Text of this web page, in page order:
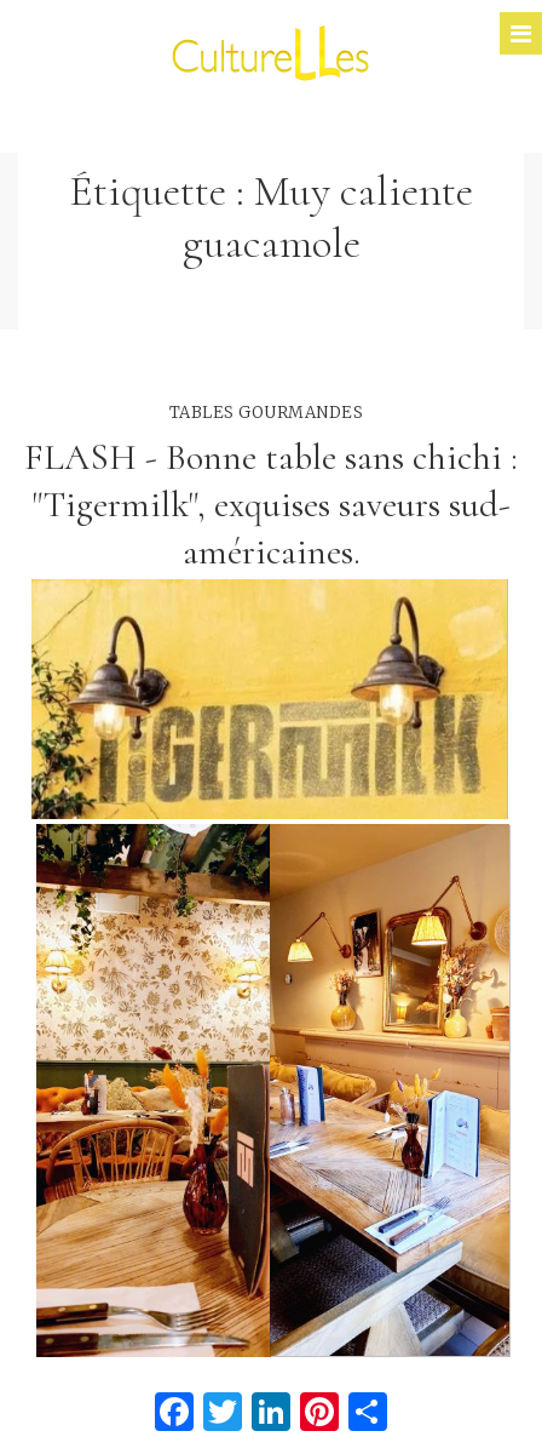
Étiquette : Muy caliente
guacamole
TABLES GOURMANDES
FLASH - Bonne table sans chichi :
"Tigermilk", exquises saveurs sud-
américaines.
Facebook
Twitter
LinkedIn
Pinterest